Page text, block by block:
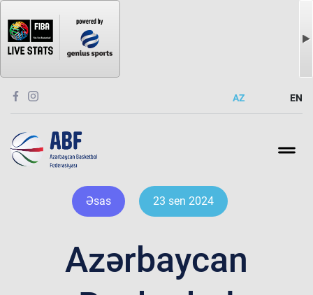
AZ EN
Əsas 23 sen 2024
Azərbaycan